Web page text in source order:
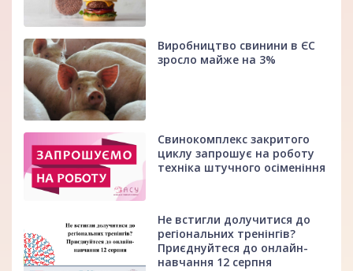
Виробництво свинини в ЄС
зросло майже на 3%
Свинокомплекс закритого
циклу запрошує на роботу
техніка штучного осіменіння
Не встигли долучитися до
регіональних тренінгів?
Приєднуйтеся до онлайн-
навчання 12 серпня